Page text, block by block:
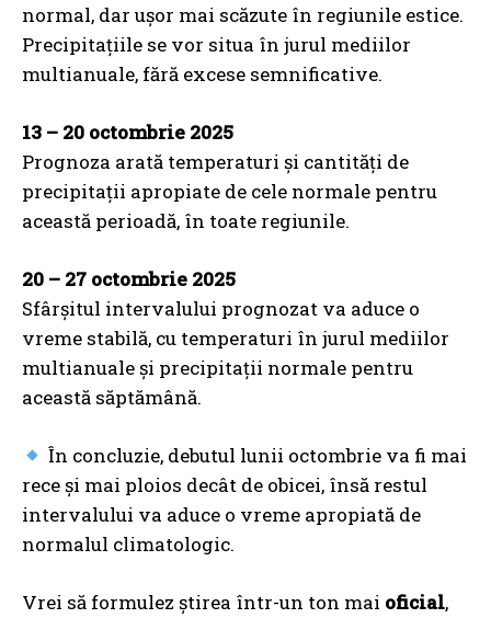
normal, dar ușor mai scăzute în regiunile estice.
Precipitațiile se vor situa în jurul mediilor
multianuale, fără excese semnificative.
13 – 20 octombrie 2025
Prognoza arată temperaturi și cantități de
precipitații apropiate de cele normale pentru
această perioadă, în toate regiunile.
20 – 27 octombrie 2025
Sfârșitul intervalului prognozat va aduce o
vreme stabilă, cu temperaturi în jurul mediilor
multianuale și precipitații normale pentru
această săptămână.
În concluzie, debutul lunii octombrie va fi mai
rece și mai ploios decât de obicei, însă restul
intervalului va aduce o vreme apropiată de
normalul climatologic.
Vrei să formulez știrea într-un ton mai oficial,